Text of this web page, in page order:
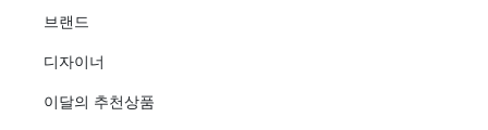
브랜드
디자이너
이달의 추천상품